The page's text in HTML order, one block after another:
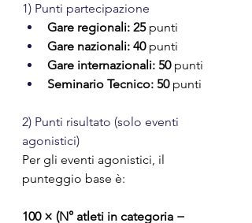
1) Punti partecipazione
Gare regionali: 25 punti
Gare nazionali: 40 punti
Gare internazionali: 50 punti
Seminario Tecnico: 50 punti
2) Punti risultato (solo eventi
agonistici)
Per gli eventi agonistici, il
punteggio base è:
100 × (N° atleti in categoria −